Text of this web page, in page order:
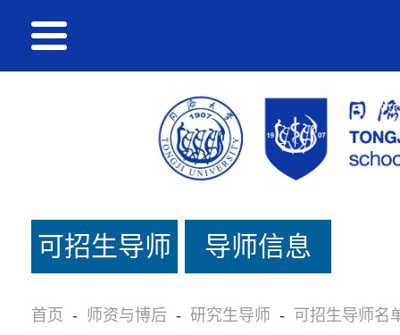
可招生导师
名单
导师信息
首页 - 师资与博后 - 研究生导师 - 可招生导师名